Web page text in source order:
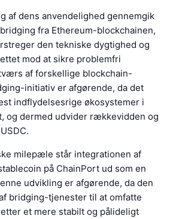
af dens anvendelighed gennemgik
fra Ethereum-blockchainen,
den tekniske dygtighed og
mod at sikre problemfri
af forskellige blockchain-
initiativ er afgørende, da det
indflydelsesrige økosystemer i
og dermed udvider rækkevidden og
milepæle står integrationen af
på ChainPort ud som en
udvikling er afgørende, da den
bridging-tjenester til at omfatte
et mere stabilt og pålideligt